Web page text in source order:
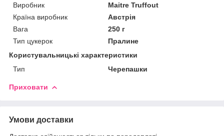
Виробник
Maitre Truffout
Країна виробник
Австрія
Вага
250 г
Тип цукерок
Пралине
Користувальницькі характеристики
Тип
Черепашки
Приховати
Умови доставки